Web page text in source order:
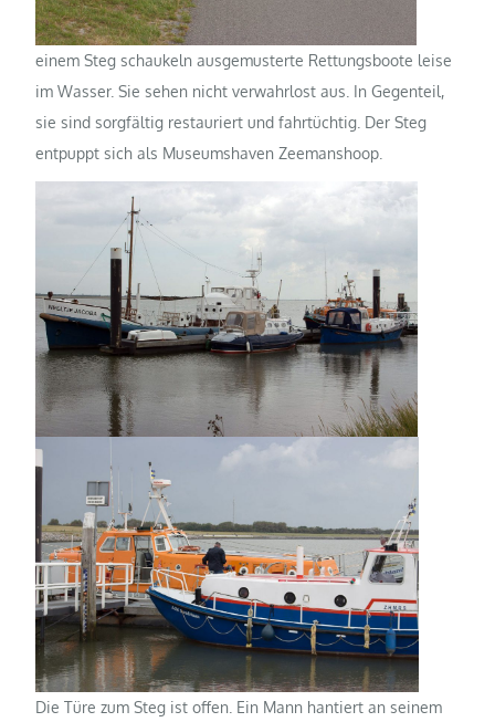
einem Steg schaukeln ausgemusterte Rettungsboote leise
im Wasser. Sie sehen nicht verwahrlost aus. In Gegenteil,
sie sind sorgfältig restauriert und fahrtüchtig. Der Steg
entpuppt sich als Museumshaven Zeemanshoop.
Die Türe zum Steg ist offen. Ein Mann hantiert an seinem